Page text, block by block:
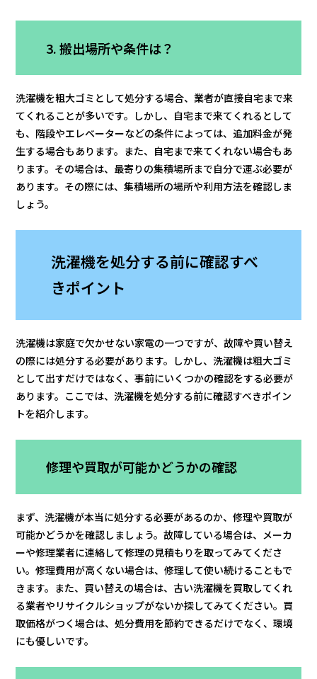
3. 搬出場所や条件は？
洗濯機を粗大ゴミとして処分する場合、業者が直接自宅まで来
てくれることが多いです。しかし、自宅まで来てくれるとして
も、階段やエレベーターなどの条件によっては、追加料金が発
生する場合もあります。また、自宅まで来てくれない場合もあ
ります。その場合は、最寄りの集積場所まで自分で運ぶ必要が
あります。その際には、集積場所の場所や利用方法を確認しま
しょう。
洗濯機を処分する前に確認すべ
きポイント
洗濯機は家庭で欠かせない家電の一つですが、故障や買い替え
の際には処分する必要があります。しかし、洗濯機は粗大ゴミ
として出すだけではなく、事前にいくつかの確認をする必要が
あります。ここでは、洗濯機を処分する前に確認すべきポイン
トを紹介します。
修理や買取が可能かどうかの確認
まず、洗濯機が本当に処分する必要があるのか、修理や買取が
可能かどうかを確認しましょう。故障している場合は、メーカ
ーや修理業者に連絡して修理の見積もりを取ってみてくださ
い。修理費用が高くない場合は、修理して使い続けることもで
きます。また、買い替えの場合は、古い洗濯機を買取してくれ
る業者やリサイクルショップがないか探してみてください。買
取価格がつく場合は、処分費用を節約できるだけでなく、環境
にも優しいです。